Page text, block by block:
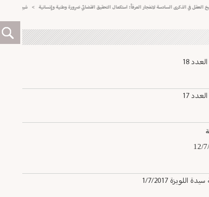
في الذكرى السادسة لانفجار المرفأ: استكمال التحقيق القضائي ضرورة وطنية وإنسانية> شيخ العقل اتصل
18
17
1/7/2017